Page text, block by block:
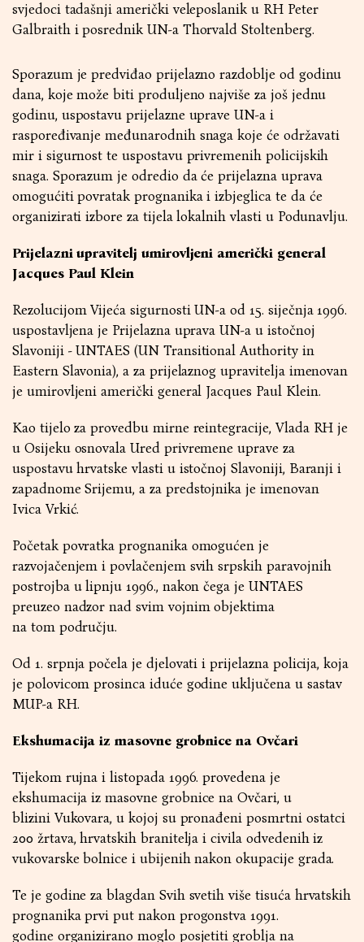
svjedoci tadašnji američki veleposlanik u RH Peter
Galbraith i posrednik UN-a Thorvald Stoltenberg.
Sporazum je predviđao prijelazno razdoblje od godinu
dana, koje može biti produljeno najviše za još jednu
godinu, uspostavu prijelazne uprave UN-a i
raspoređivanje međunarodnih snaga koje će održavati
mir i sigurnost te uspostavu privremenih policijskih
snaga. Sporazum je odredio da će prijelazna uprava
omogućiti povratak prognanika i izbjeglica te da će
organizirati izbore za tijela lokalnih vlasti u Podunavlju.
Prijelazni upravitelj umirovljeni američki general
Jacques Paul Klein
Rezolucijom Vijeća sigurnosti UN-a od 15. siječnja 1996.
uspostavljena je Prijelazna uprava UN-a u istočnoj
Slavoniji - UNTAES (UN Transitional Authority in
Eastern Slavonia), a za prijelaznog upravitelja imenovan
je umirovljeni američki general Jacques Paul Klein.
Kao tijelo za provedbu mirne reintegracije, Vlada RH je
u Osijeku osnovala Ured privremene uprave za
uspostavu hrvatske vlasti u istočnoj Slavoniji, Baranji i
zapadnome Srijemu, a za predstojnika je imenovan
Ivica Vrkić.
Početak povratka prognanika omogućen je
razvojačenjem i povlačenjem svih srpskih paravojnih
postrojba u lipnju 1996., nakon čega je UNTAES
preuzeo nadzor nad svim vojnim objektima
na tom području.
Od 1. srpnja počela je djelovati i prijelazna policija, koja
je polovicom prosinca iduće godine uključena u sastav
MUP-a RH.
Ekshumacija iz masovne grobnice na Ovčari
Tijekom rujna i listopada 1996. provedena je
ekshumacija iz masovne grobnice na Ovčari, u
blizini Vukovara, u kojoj su pronađeni posmrtni ostatci
200 žrtava, hrvatskih branitelja i civila odvedenih iz
vukovarske bolnice i ubijenih nakon okupacije grada.
Te je godine za blagdan Svih svetih više tisuća hrvatskih
prognanika prvi put nakon progonstva 1991.
godine organizirano moglo posjetiti groblja na